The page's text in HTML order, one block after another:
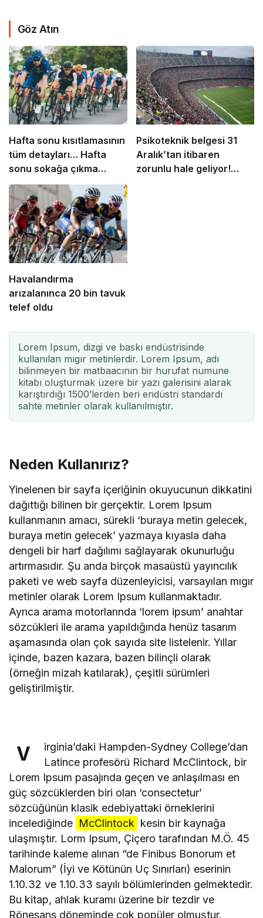
Göz Atın
Hafta sonu kısıtlamasının
tüm detayları… Hafta
sonu sokağa çıkma
yasağı nasıl olacak?
Psikoteknik belgesi 31
Aralık’tan itibaren
zorunlu hale geliyor!
Havalandırma
arızalanınca 20 bin tavuk
telef oldu
Lorem Ipsum, dizgi ve baskı endüstrisinde
kullanılan mıgır metinlerdir. Lorem Ipsum, adı
bilinmeyen bir matbaacının bir hurufat numune
kitabı oluşturmak üzere bir yazı galerisini alarak
karıştırdığı 1500’lerden beri endüstri standardı
sahte metinler olarak kullanılmıştır.
Neden Kullanırız?
Yinelenen bir sayfa içeriğinin okuyucunun dikkatini
dağıttığı bilinen bir gerçektir. Lorem Ipsum
kullanmanın amacı, sürekli ‘buraya metin gelecek,
buraya metin gelecek’ yazmaya kıyasla daha
dengeli bir harf dağılımı sağlayarak okunurluğu
artırmasıdır. Şu anda birçok masaüstü yayıncılık
paketi ve web sayfa düzenleyicisi, varsayılan mıgır
metinler olarak Lorem Ipsum kullanmaktadır.
Ayrıca arama motorlarında ‘lorem ipsum’ anahtar
sözcükleri ile arama yapıldığında henüz tasarım
aşamasında olan çok sayıda site listelenir. Yıllar
içinde, bazen kazara, bazen bilinçli olarak
(örneğin mizah katılarak), çeşitli sürümleri
geliştirilmiştir.
V
irginia’daki Hampden-Sydney College’dan
Latince profesörü Richard McClintock, bir
Lorem Ipsum pasajında geçen ve anlaşılması en
güç sözcüklerden biri olan ‘consectetur’
sözcüğünün klasik edebiyattaki örneklerini
incelediğinde McClintock kesin bir kaynağa
ulaşmıştır. Lorm Ipsum, Çiçero tarafından M.Ö. 45
tarihinde kaleme alınan “de Finibus Bonorum et
Malorum” (İyi ve Kötünün Uç Sınırları) eserinin
1.10.32 ve 1.10.33 sayılı bölümlerinden gelmektedir.
Bu kitap, ahlak kuramı üzerine bir tezdir ve
Rönesans döneminde çok popüler olmuştur.